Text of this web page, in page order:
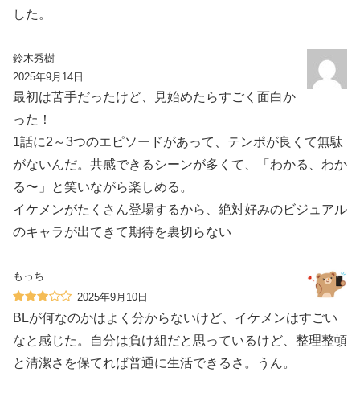
した。
鈴木秀樹
2025年9月14日
最初は苦手だったけど、見始めたらすごく面白か
った！
1話に2～3つのエピソードがあって、テンポが良くて無駄
がないんだ。共感できるシーンが多くて、「わかる、わか
る〜」と笑いながら楽しめる。
イケメンがたくさん登場するから、絶対好みのビジュアル
のキャラが出てきて期待を裏切らない
もっち
2025年9月10日
BLが何なのかはよく分からないけど、イケメンはすごい
なと感じた。自分は負け組だと思っているけど、整理整頓
と清潔さを保てれば普通に生活できるさ。うん。